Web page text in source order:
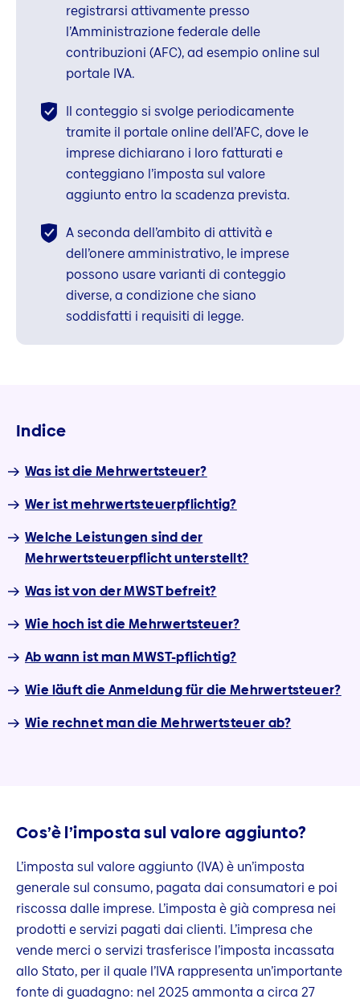
registrarsi attivamente presso
l’Amministrazione federale delle
contribuzioni (AFC), ad esempio online sul
portale IVA.
Il conteggio si svolge periodicamente
tramite il portale online dell’AFC, dove le
imprese dichiarano i loro fatturati e
conteggiano l’imposta sul valore
aggiunto entro la scadenza prevista.
A seconda dell’ambito di attività e
dell’onere amministrativo, le imprese
possono usare varianti di conteggio
diverse, a condizione che siano
soddisfatti i requisiti di legge.
Indice
Was ist die Mehrwertsteuer?
Wer ist mehrwertsteuerpflichtig?
Welche Leistungen sind der
Mehrwertsteuerpflicht unterstellt?
Was ist von der MWST befreit?
Wie hoch ist die Mehrwertsteuer?
Ab wann ist man MWST-pflichtig?
Wie läuft die Anmeldung für die Mehrwertsteuer?
Wie rechnet man die Mehrwertsteuer ab?
Cos’è l’imposta sul valore aggiunto?
L’imposta sul valore aggiunto (IVA) è un’imposta
generale sul consumo, pagata dai consumatori e poi
riscossa dalle imprese. L’imposta è già compresa nei
prodotti e servizi pagati dai clienti. L’impresa che
vende merci o servizi trasferisce l’imposta incassata
allo Stato, per il quale l’IVA rappresenta un’importante
fonte di guadagno: nel 2025 ammonta a circa 27